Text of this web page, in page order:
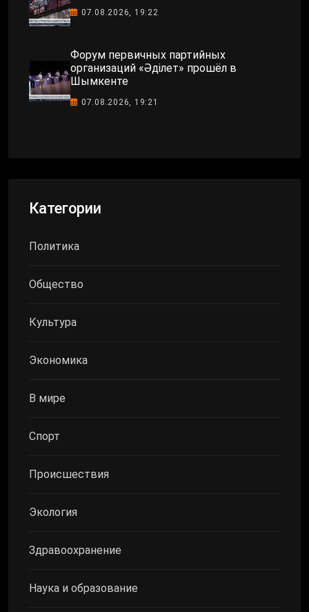
07.08.2026, 19:22
Форум первичных партийных
организаций «Әділет» прошёл в
Шымкенте
07.08.2026, 19:21
Категории
Политика
Общество
Культура
Экономика
В мире
Спорт
Происшествия
Экология
Здравоохранение
Наука и образование